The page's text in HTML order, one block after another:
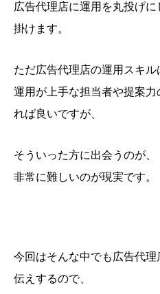
広告代理店に運用を丸投げ
掛けます。
ただ広告代理店の運用スキル
運用が上手な担当者や提案力
れば良いですが、
そういった方に出会うのが、
非常に難しいのが現実です。
今回はそんな中でも広告代
伝えするので、